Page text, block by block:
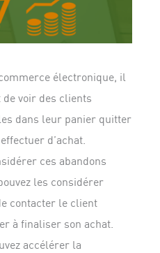
électronique, il
voir des clients
dans leur panier quitter
d’achat.
ces abandons
les considérer
contacter le client
à finaliser son achat.
accélérer la